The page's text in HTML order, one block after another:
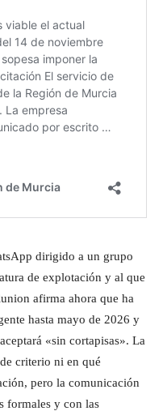
dirigido a un grupo
de explotación y al que
afirma ahora que ha
hasta mayo de 2026 y
«sin cortapisas». La
criterio ni en qué
pero la comunicación
formales y con las